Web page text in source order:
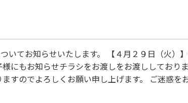
いてお知らせいたします。 【４月２９日（火）
にもお知らせチラシをお渡しをお渡ししており
すのでよろしくお願い申し上げます。 ご迷惑を